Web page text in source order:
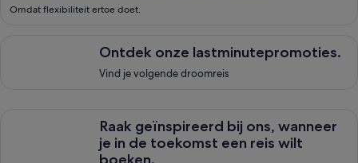
Omdat flexibiliteit ertoe doet.
Ontdek onze lastminutepromoties.
Vind je volgende droomreis
Raak geïnspireerd bij ons, wanneer
je in de toekomst een reis wilt